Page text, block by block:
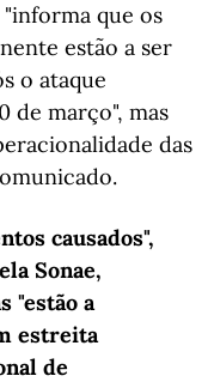
que os
estão a ser
o ataque
de março", mas
das
causados",
Sonae,
"estão a
estreita
de